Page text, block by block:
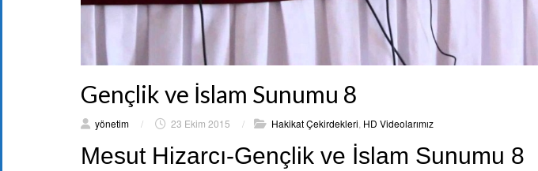
Gençlik ve İslam Sunumu 8
yönetim / 23 Ekim 2015 / Hakikat Çekirdekleri HD Videolarımız
Mesut Hizarcı-Gençlik ve İslam Sunumu 8